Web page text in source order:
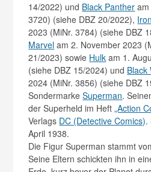
14/2022) und Black Panther
3720) (siehe DBZ 20/2022),
2023 (MiNr. 3784) (siehe DBZ
Marvel am 2. November 2023
21/2023) sowie Hulk am 1.
(siehe DBZ 15/2024) und Black
2024 (MiNr. 3856) (siehe DBZ
SondermarkeSuperman.
der Superheld im Heft„Action
Verlags DC (Detective Comics).
April 1938.
Die Figur Superman stammt
Seine Eltern schickten ihn in